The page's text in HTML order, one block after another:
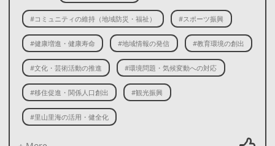
#コミュニティの維持（地域防災・福祉） #スポーツ振興
#健康増進・健康寿命 #地域情報の発信 #教育環境の創出
#文化・芸術活動の推進 #環境問題・気候変動への対応
#移住促進・関係人口創出 #観光振興
#里山里海の活用・健全化